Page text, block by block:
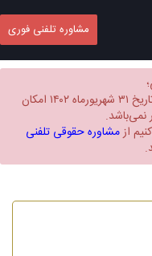
مشاوره تلفنی فوری
به علت حجم بسیار بالای سوالات، موقتا تا تاریخ ۳۱ شهریورماه ۱۴۰۲ امکان
ازمشاوره حقوقی تلفنی